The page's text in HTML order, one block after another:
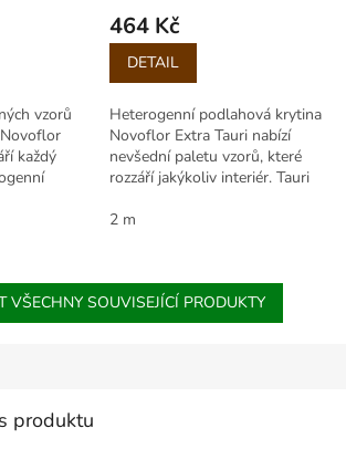
vzorů
každý
464 Kč
Měrná
cena:
DETAIL
Heterogenní podlahová krytina
Novoflor Extra Tauri nabízí
nevšední paletu vzorů, které
rozzáří jakýkoliv interiér. Tauri
stupněm zátěže a je možné...
2 m
VŠECHNY SOUVISEJÍCÍ PRODUKTY
produktu